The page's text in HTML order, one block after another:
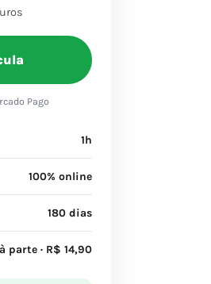
Pago
1h
100% online
180 dias
à parte · R$ 14,90